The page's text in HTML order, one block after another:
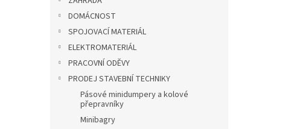
DOMÁCNOST
SPOJOVACÍ MATERIÁL
ELEKTROMATERIÁL
PRACOVNÍ ODĚVY
PRODEJ STAVEBNÍ TECHNIKY
Pásové minidumpery a kolové
přepravníky
Minibagry